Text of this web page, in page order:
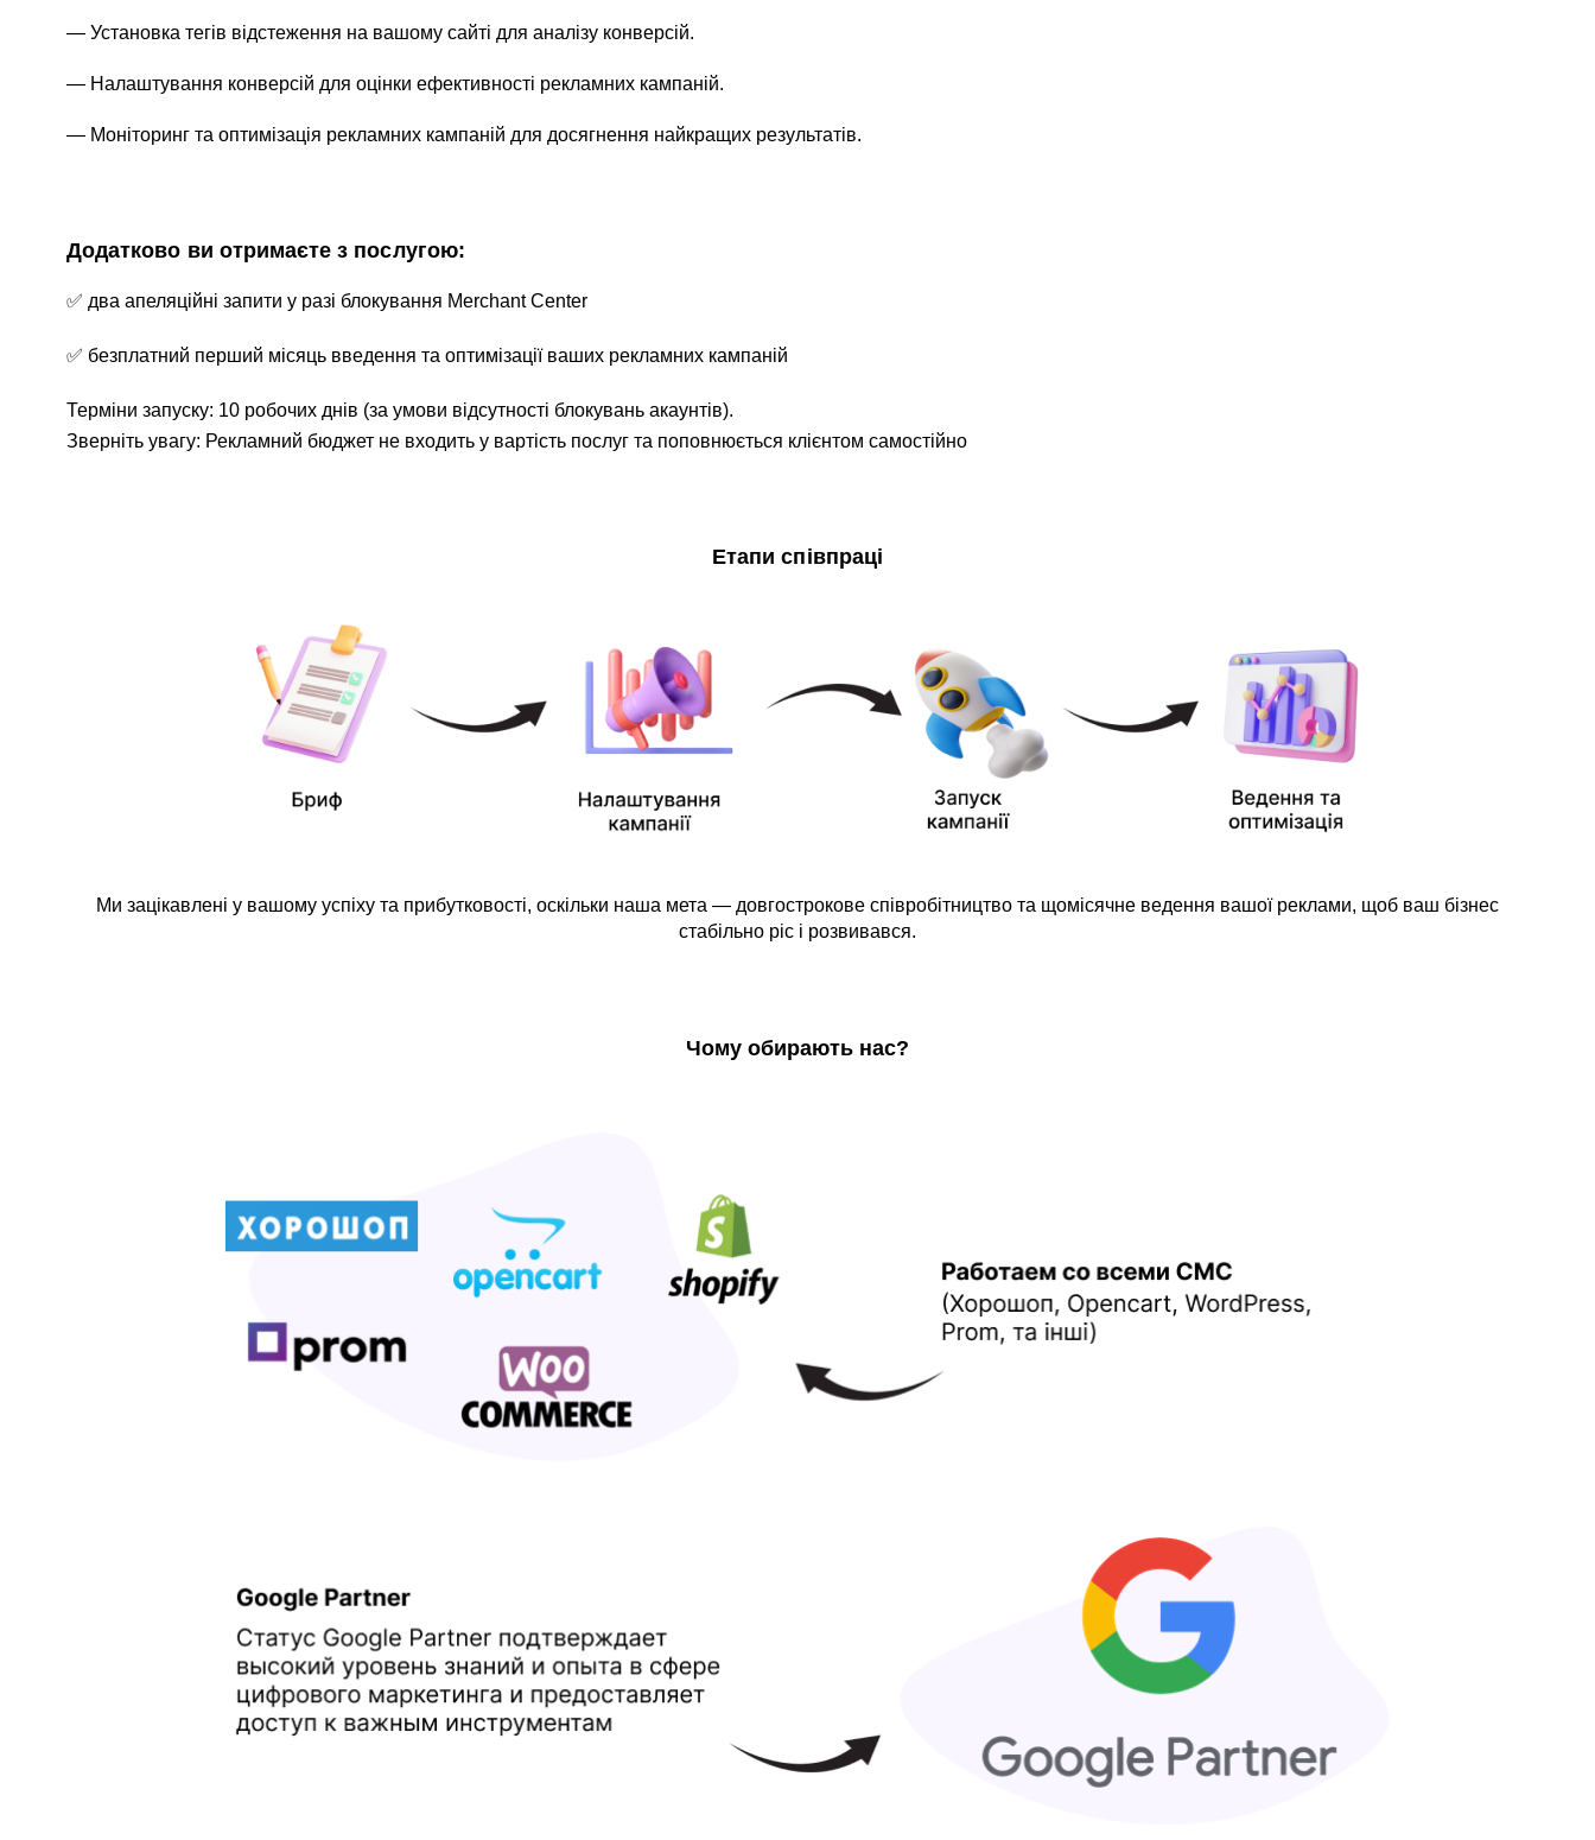
Установка тегів відстеження на вашому сайті для аналізу конверсій.
Налаштування конверсій для оцінки ефективності рекламних кампаній.
Моніторинг та оптимізація рекламних кампаній для досягнення найкращих результатів.
Додатково ви отримаєте з послугою:
✅ два апеляційні запити у разі блокування Merchant Center
✅ безплатний перший місяць введення та оптимізації ваших рекламних кампаній
Терміни запуску: 10 робочих днів (за умови відсутності блокувань акаунтів).
Зверніть увагу: Рекламний бюджет не входить у вартість послуг та поповнюється клієнтом самостійно
Етапи співпраці
Ми зацікавлені у вашому успіху та прибутковості, оскільки наша мета — довгострокове співробітництво та щомісячне ведення вашої реклами, щоб ваш бізнес
стабільно ріс і розвивався.
Чому обирають нас?